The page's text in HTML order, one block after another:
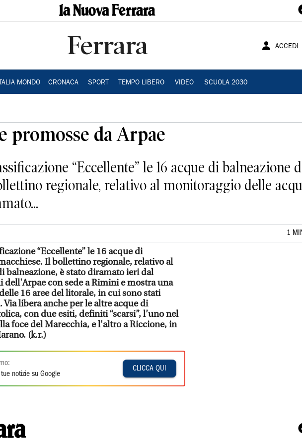
Ferrara ACCEDI
MONDO CRONACA SPORT TEMPO LIBERO VIDEO SCUOLA 2030
promosse da Arpae
“Eccellente” le 16 acque di balneazione
regionale, relativo al monitoraggio delle
1
“Eccellente” le 16 acque di
Il bollettino regionale, relativo al
balneazione, è stato diramato ieri dal
dell'Arpae con sede a Rimini e mostra una
16 aree del litorale, in cui sono stati
libera anche per le altre acque di
con due esiti, definiti “scarsi”, l’uno nel
foce del Marecchia, e l'altro a Riccione, in
(k.r.)
notizie su Google
CLICCA QUI